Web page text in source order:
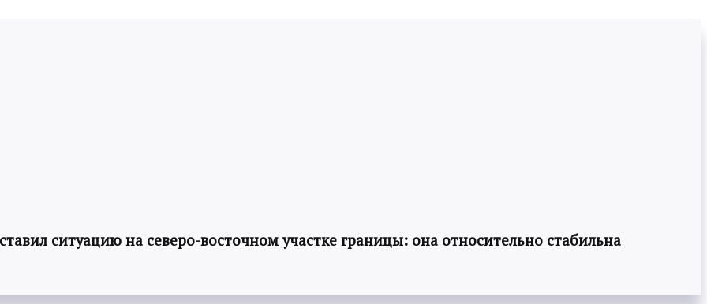
ситуацию на северо-восточном участке границы: она относительно стабильна